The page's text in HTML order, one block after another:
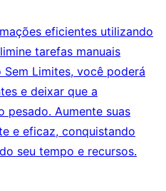
eficientes utilizando
tarefas manuais
Limites, você poderá
e deixar que a
pesado. Aumente suas
e eficaz, conquistando
seu tempo e recursos.